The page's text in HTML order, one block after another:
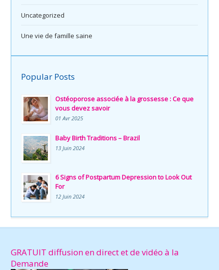
Uncategorized
Une vie de famille saine
Popular Posts
Ostéoporose associée à la grossesse : Ce que
vous devez savoir
01 Avr 2025
Baby Birth Traditions – Brazil
13 Juin 2024
6 Signs of Postpartum Depression to Look Out
For
12 Juin 2024
GRATUIT diffusion en direct et de vidéo à la
Demande